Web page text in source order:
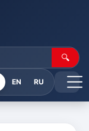
🔍
EN RU